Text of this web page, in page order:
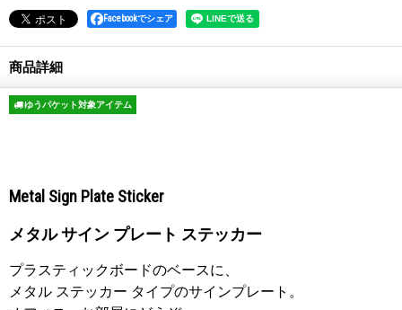
Facebookでシェア
商品詳細
ゆうパケット対象アイテム
Metal Sign Plate Sticker
メタル サイン プレート ステッカー
プラスティックボードのベースに、
メタル ステッカー タイプのサインプレート。